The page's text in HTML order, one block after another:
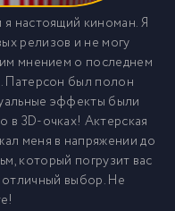
настоящий киноман. Я
релизов и не могу
мнением о последнем
Патерсон был полон
эффекты были
3D-очках! Актерская
меня в напряжении до
который погрузит вас
выбор. Не